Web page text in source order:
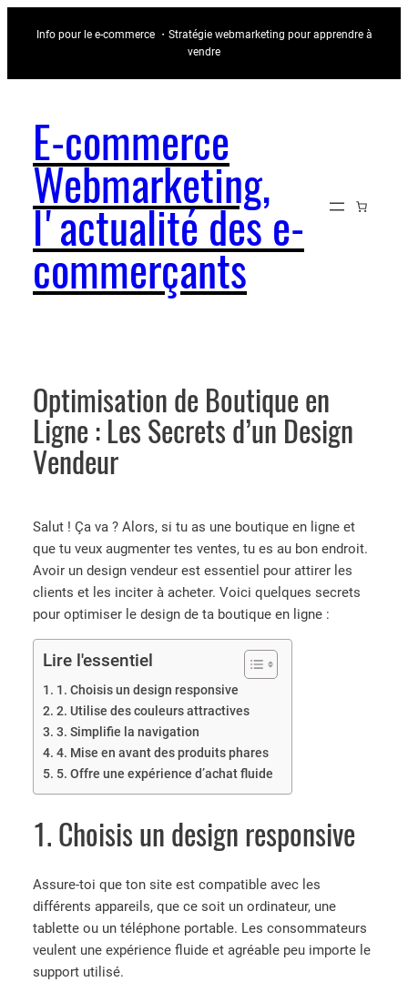
Info pour le e-commerce ・Stratégie webmarketing pour apprendre à
vendre
E-commerce
Webmarketing,
l'actualité des e-
commerçants
Optimisation de Boutique en
Ligne : Les Secrets d’un Design
Vendeur
Salut ! Ça va ? Alors, si tu as une boutique en ligne et
que tu veux augmenter tes ventes, tu es au bon endroit.
Avoir un design vendeur est essentiel pour attirer les
clients et les inciter à acheter. Voici quelques secrets
pour optimiser le design de ta boutique en ligne :
Lire l'essentiel
1. Choisis un design responsive
2. Utilise des couleurs attractives
3. Simplifie la navigation
4. Mise en avant des produits phares
5. Offre une expérience d’achat fluide
1. Choisis un design responsive
Assure-toi que ton site est compatible avec les
différents appareils, que ce soit un ordinateur, une
tablette ou un téléphone portable. Les consommateurs
veulent une expérience fluide et agréable peu importe le
support utilisé.